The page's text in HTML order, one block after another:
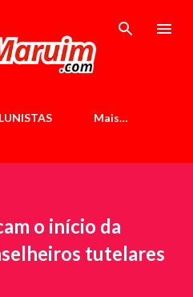
Mais…
o início da
tutelares